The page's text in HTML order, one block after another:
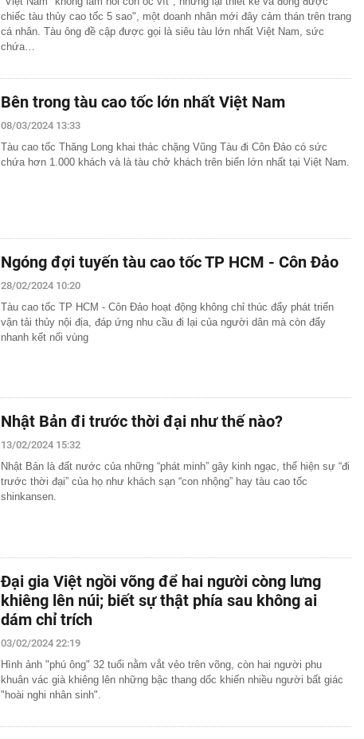
chiếc tàu thủy cao tốc 5 sao", một doanh nhân mới đây cảm thán trên trang
cá nhân. Tàu ông đề cập được gọi là siêu tàu lớn nhất Việt Nam, sức
chứa…
Bên trong tàu cao tốc lớn nhất Việt Nam
08/03/2024 13:33
Tàu cao tốc Thăng Long khai thác chặng Vũng Tàu đi Côn Đảo có sức
chứa hơn 1.000 khách và là tàu chở khách trên biển lớn nhất tại Việt Nam.
Ngóng đợi tuyến tàu cao tốc TP HCM - Côn Đảo
28/02/2024 10:20
Tàu cao tốc TP HCM - Côn Đảo hoạt động không chỉ thúc đẩy phát triển
vận tải thủy nội địa, đáp ứng nhu cầu đi lại của người dân mà còn đẩy
nhanh kết nối vùng
Nhật Bản đi trước thời đại như thế nào?
13/02/2024 15:32
Nhật Bản là đất nước của những “phát minh” gây kinh ngạc, thể hiện sự “đi
trước thời đại” của họ như khách sạn “con nhộng” hay tàu cao tốc
shinkansen.
Đại gia Việt ngồi võng để hai người còng lưng
khiêng lên núi; biết sự thật phía sau không ai
dám chỉ trích
03/02/2024 22:19
Hình ảnh "phú ông" 32 tuổi nằm vắt vẻo trên võng, còn hai người phu
khuân vác già khiêng lên những bậc thang dốc khiến nhiều người bất giác
"hoài nghi nhân sinh".